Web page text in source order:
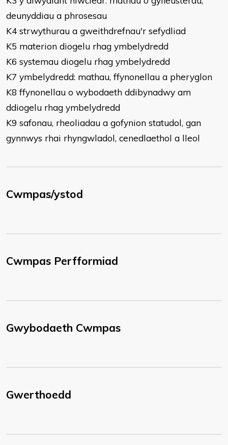
deunyddiau a phrosesau
K4 strwythurau a gweithdrefnau'r sefydliad
K5 materion diogelu rhag ymbelydredd
K6 systemau diogelu rhag ymbelydredd
K7 ymbelydredd: mathau, ffynonellau a pheryglon
K8 ffynonellau o wybodaeth ddibynadwy am
ddiogelu rhag ymbelydredd
K9 safonau, rheoliadau a gofynion statudol, gan
gynnwys rhai rhyngwladol, cenedlaethol a lleol
Cwmpas/ystod
Cwmpas Perfformiad
Gwybodaeth Cwmpas
Gwerthoedd